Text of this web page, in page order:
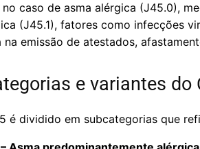
caso de asma alérgica (J45.0),
(J45.1), fatores como infecções
na emissão de atestados,
e variantes do
é dividido em subcategorias que